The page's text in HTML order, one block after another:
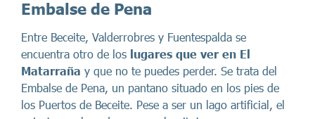
Embalse de Pena
Entre Beceite, Valderrobres y Fuentespalda se
encuentra otro de los lugares que ver en El
Matarraña y que no te puedes perder. Se trata del
Embalse de Pena, un pantano situado en los pies de
los Puertos de Beceite. Pese a ser un lago artificial, el